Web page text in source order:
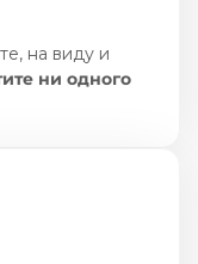
на виду и
ни одного